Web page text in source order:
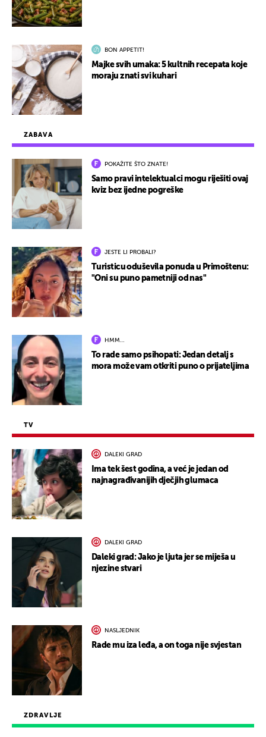
ZDRAVLJE
ZABAVA
POKAŽITE ŠTO ZNATE!
Samo pravi intelektualci mogu riješiti ovaj
kviz bez ijedne pogreške
JESTE LI PROBALI?
Turisticu oduševila ponuda u Primoštenu:
"Oni su puno pametniji od nas"
HMM…
To rade samo psihopati: Jedan detalj s
mora može vam otkriti puno o prijateljima
TV
DALEKI GRAD
Ima tek šest godina, a već je jedan od
najnagrađivanijih dječjih glumaca
DALEKI GRAD
Daleki grad: Jako je ljuta jer se miješa u
njezine stvari
NASLJEDNIK
Rade mu iza leđa, a on toga nije svjestan
BON APPETIT!
Majke svih umaka: 5 kultnih recepata koje
moraju znati svi kuhari